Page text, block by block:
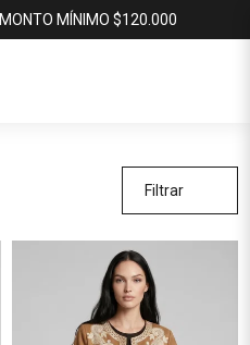
MÍNIMO $120.000
Filtrar